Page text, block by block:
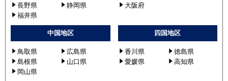
長野県
静岡県
福井県
大阪府
中国地区
鳥取県
広島県
島根県
山口県
岡山県
四国地区
香川県
徳島県
愛媛県
高知県